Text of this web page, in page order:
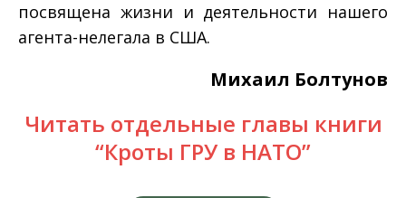
посвящена жизни и дея­тельности нашего
агента-нелегала в США.
Михаил Болтунов
Читать отдельные главы книги
“Кроты ГРУ в НАТО”